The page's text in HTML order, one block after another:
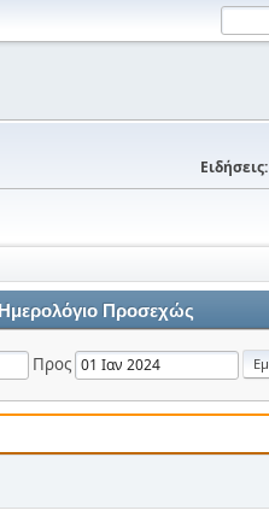
Ειδήσεις:
Ημερολόγιο Προσεχώς
Προς